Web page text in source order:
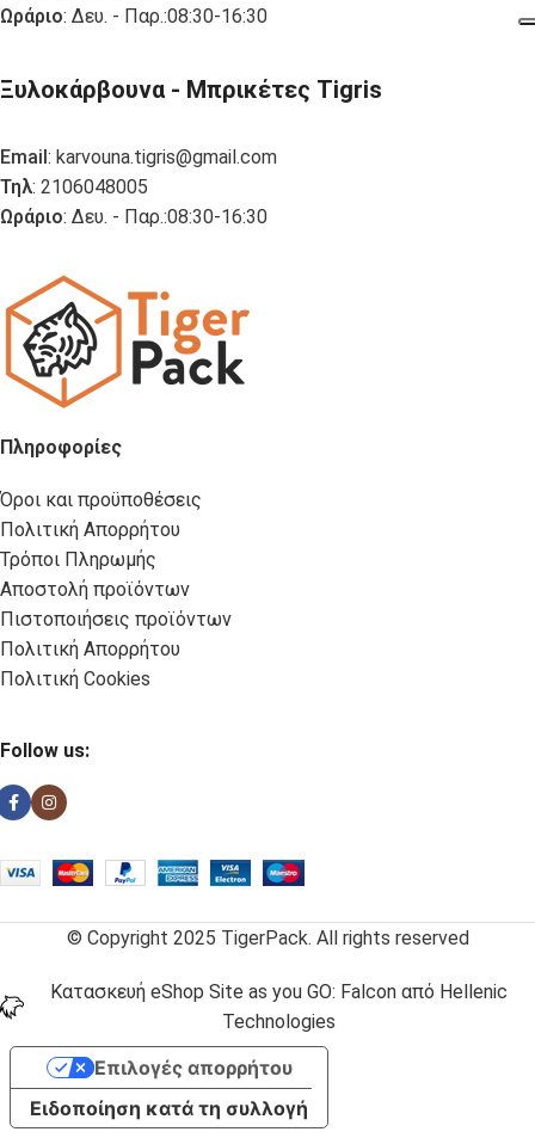
Ωράριο: Δευ. - Παρ.:08:30-16:30
Ξυλοκάρβουνα - Μπρικέτες Tigris
Email: karvouna.tigris@gmail.com
Τηλ: 2106048005
Ωράριο: Δευ. - Παρ.:08:30-16:30
Πληροφορίες
Όροι και προϋποθέσεις
Πολιτική Απορρήτου
Τρόποι Πληρωμής
Αποστολή προϊόντων
Πιστοποιήσεις προϊόντων
Πολιτική Απορρήτου
Πολιτική Cookies
Follow us:
© Copyright 2025 TigerPack. All rights reserved
Κατασκευή eShop Site as you GO: Falcon από Hellenic
Technologies
Ειδοποίηση κατά τη συλλογή
Επιλογές απορρήτου